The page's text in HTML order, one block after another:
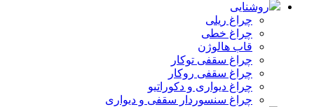
روشنایی
چراغ ریلی
چراغ خطی
قاب هالوژن
چراغ سقفی توکار
چراغ سقفی روکار
چراغ دیواری و دکوراتیو
چراغ سنسوردار سقفی و دیواری